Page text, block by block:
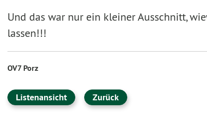
Und das war nur ein kleiner Ausschnitt,
lassen!!!
OV7 Porz
Listenansicht Zurück